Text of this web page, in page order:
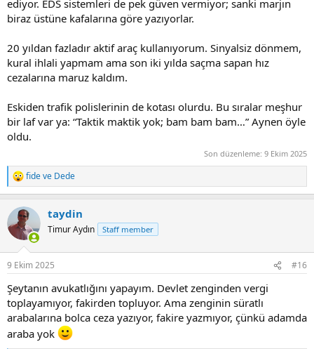
ediyor. EDS sistemleri de pek güven vermiyor; sanki marjın
biraz üstüne kafalarına göre yazıyorlar.
20 yıldan fazladır aktif araç kullanıyorum. Sinyalsiz dönmem,
kural ihlali yapmam ama son iki yılda saçma sapan hız
cezalarına maruz kaldım.
Eskiden trafik polislerinin de kotası olurdu. Bu sıralar meşhur
bir laf var ya: “Taktik maktik yok; bam bam bam…” Aynen öyle
oldu.
Son düzenleme: 9 Ekim 2025
R
e
c
t
i
s
fideve Dede
taydin
Timur Aydın Staff member
9 Ekim 2025 #16
Şeytanın avukatlığını yapayım. Devlet zenginden vergi
toplayamıyor, fakirden topluyor. Ama zenginin süratlı
arabalarına bolca ceza yazıyor, fakire yazmıyor, çünkü adamda
araba yok